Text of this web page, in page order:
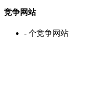
竞争网站
- 个竞争网站